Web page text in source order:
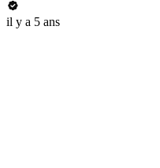
il y a 5 ans